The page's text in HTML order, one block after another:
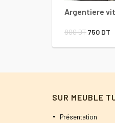
Argentiere
800DTLe
prix
750 DT
SUR MEUBLE
Présentation